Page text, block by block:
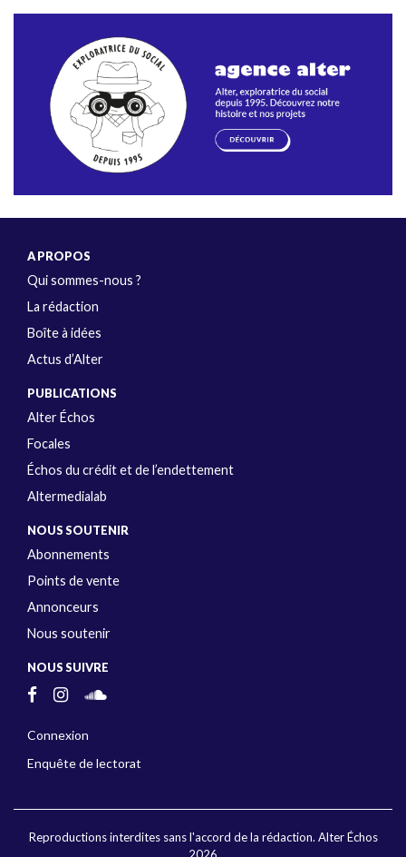
A PROPOS
Qui sommes-nous ?
La rédaction
Boîte à idées
Actus d’Alter
PUBLICATIONS
Alter Échos
Focales
Échos du crédit et de l’endettement
Altermedialab
NOUS SOUTENIR
Abonnements
Points de vente
Annonceurs
Nous soutenir
NOUS SUIVRE
Connexion
Enquête de lectorat
Reproductions interdites sans l'accord de la rédaction. Alter Échos
2026